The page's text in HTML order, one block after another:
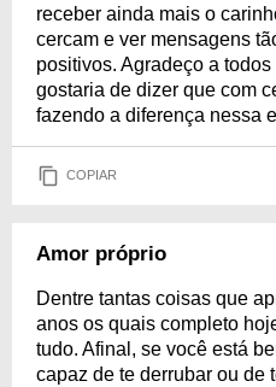
receber ainda mais o
cercam e ver mensagens
positivos. Agradeço a
gostaria de dizer que com
fazendo a diferença nessa
COPIAR
Amor próprio
Dentre tantas coisas que
anos os quais completo
tudo. Afinal, se você está
capaz de te derrubar ou de